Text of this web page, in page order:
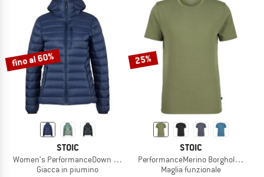
fino al 60%
STOIC
Women's PerformanceDown SalmiSt. Jacket with Hood
Giacca in piumino
25%
STOIC
PerformanceMerino BorgholmSt. T-
Maglia funzionale